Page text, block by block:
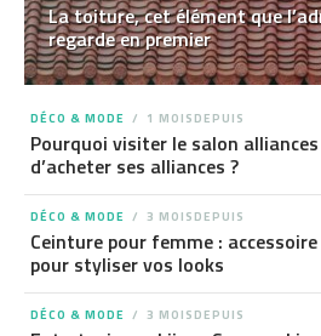
La toiture, cet élément que
regarde en premier
DÉCO & MODE 1 MOISDEPUIS
Pourquoi visiter le salon
d’acheter ses alliances ?
DÉCO & MODE 3 MOISDEPUIS
Ceinture pour femme :
pour styliser vos looks
DÉCO & MODE 3 MOISDEPUIS